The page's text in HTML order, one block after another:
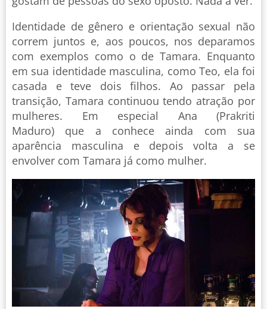
Identidade de gênero e orientação sexual não
correm juntos e, aos poucos, nos deparamos
com exemplos como o de Tamara. Enquanto
em sua identidade masculina, como Teo, ela foi
casada e teve dois filhos. Ao passar pela
transição, Tamara continuou tendo atração por
mulheres. Em especial Ana (Prakriti
Maduro) que a conhece ainda com sua
aparência masculina e depois volta a se
envolver com Tamara já como mulher.